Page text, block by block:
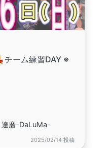
ーム練習DAY ※
達磨-DaLuMa-
2025/02/14 投稿